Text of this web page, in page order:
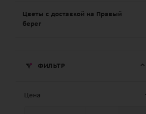
Цветы с доставкой на Правый
берег
ФИЛЬТР
Цена